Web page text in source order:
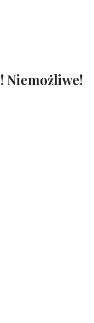
Niemożliwe!